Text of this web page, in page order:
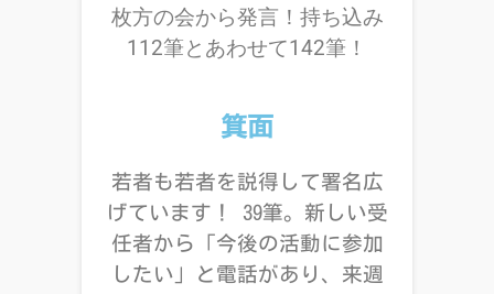
枚方の会から発言！持ち込み
112筆とあわせて142筆！
箕面
若者も若者を説得して署名広
げています！ 39筆。新しい受
任者から「今後の活動に参加
したい」と電話があり、来週